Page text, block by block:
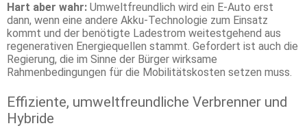
Hart aber wahr: Umweltfreundlich wird ein E-Auto erst
dann, wenn eine andere Akku-Technologie zum Einsatz
kommt und der benötigte Ladestrom weitestgehend aus
regenerativen Energiequellen stammt. Gefordert ist auch die
Regierung, die im Sinne der Bürger wirksame
Rahmenbedingungen für die Mobilitätskosten setzen muss.
Effiziente, umweltfreundliche Verbrenner und
Hybride